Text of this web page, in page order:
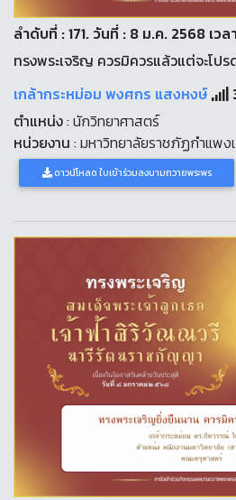
ลำดับที่ : 171. วันที่ : 8 ม.ค. 2568 เวล
ทรงพระเจริญ ควรมิควรแล้วแต่จะโปร
เกล้ากระหม่อม พงศกร แสงหงษ์
ตำแหน่ง: นักวิทยาศาสตร์
หน่วยงาน : มหาวิทยาลัยราชภัฏกำแพง
ดาวน์โหลด ใบเข้าร่วมลงนามถวายพระพร